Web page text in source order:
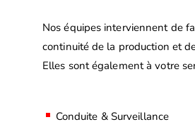
Nos équipes interviennent de
continuité de la production et
Elles sont également à votre
Conduite & Surveillance